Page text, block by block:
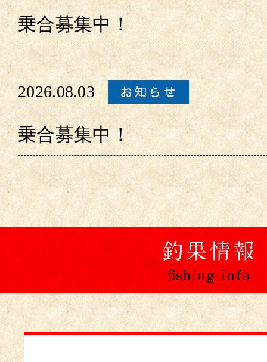
乗合募集中！
2026.08.03
乗合募集中！